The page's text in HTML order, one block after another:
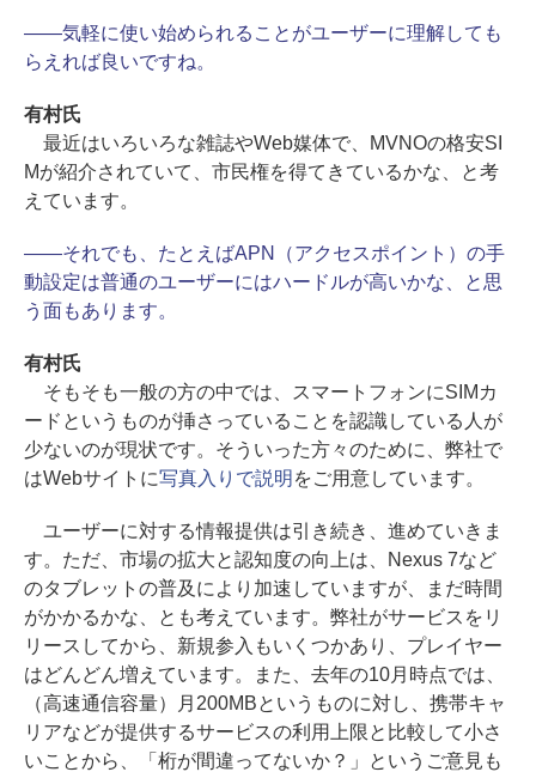
――気軽に使い始められることがユーザーに理解しても
らえれば良いですね。
有村氏
最近はいろいろな雑誌やWeb媒体で、MVNOの格安SI
Mが紹介されていて、市民権を得てきているかな、と考
えています。
――それでも、たとえばAPN（アクセスポイント）の手
動設定は普通のユーザーにはハードルが高いかな、と思
う面もあります。
有村氏
そもそも一般の方の中では、スマートフォンにSIMカ
ードというものが挿さっていることを認識している人が
少ないのが現状です。そういった方々のために、弊社で
はWebサイトに写真入りで説明 をご用意しています。
ユーザーに対する情報提供は引き続き、進めていきま
す。ただ、市場の拡大と認知度の向上は、Nexus 7など
のタブレットの普及により加速していますが、まだ時間
がかかるかな、とも考えています。弊社がサービスをリ
リースしてから、新規参入もいくつかあり、プレイヤー
はどんどん増えています。また、去年の10月時点では、
（高速通信容量）月200MBというものに対し、携帯キャ
リアなどが提供するサービスの利用上限と比較して小さ
いことから、「桁が間違ってないか？」というご意見も